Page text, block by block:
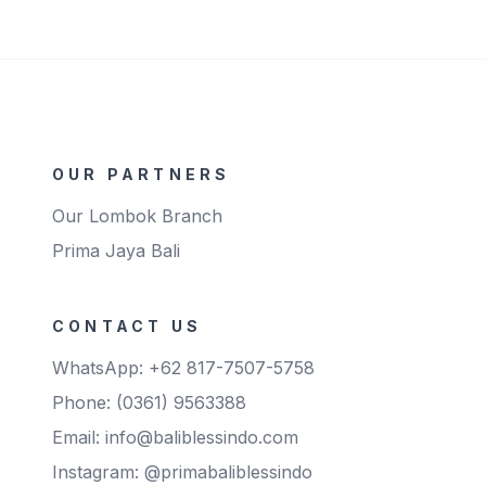
OUR PARTNERS
Our Lombok Branch
Prima Jaya Bali
CONTACT US
WhatsApp: +62 817-7507-5758
Phone: (0361) 9563388
Email: info@baliblessindo.com
Instagram: @primabaliblessindo